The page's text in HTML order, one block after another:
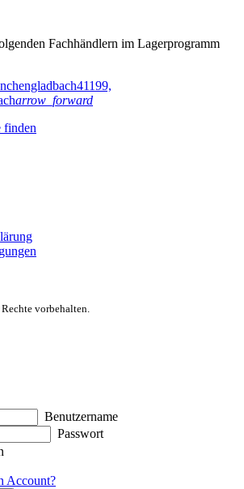
Fachhändlern im Lagerprogramm
41199,
arrow_forward
finden
vorbehalten.
Benutzername
Passwort
Account?